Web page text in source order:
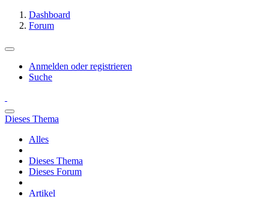
Dashboard
Forum
Anmelden oder registrieren
Suche
Dieses Thema
Alles
Dieses Thema
Dieses Forum
Artikel